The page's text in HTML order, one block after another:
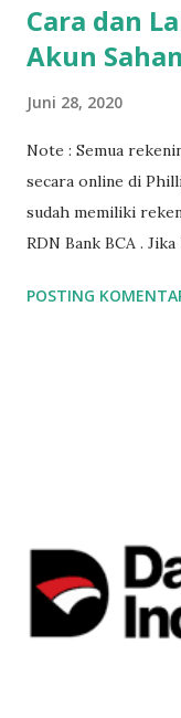
Cara dan
Akun
Juni 28, 2020
Note : Semua
secara online di
sudah memiliki
RDN Bank BCA .
membuka rekening
rekening BCA atau
kamu sudah
Permata, kamu
langsung daftar
POSTING